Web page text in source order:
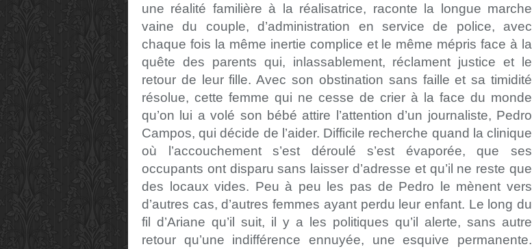
une réalité familière à la réalisatrice, raconte la longue marche
vaine du couple, d’administration en service de police, avec
chaque fois la même inertie complice et le même mépris face à la
quête des parents qui, inlassablement, réclament justice et le
retour de leur fille. Avec son obstination sans faille et sa timidité
résolue, cette femme qui ne cesse de crier à la face du monde
qu’on lui a volé son bébé attire l’attention d’un journaliste, Pedro
Campos, qui décide de l’aider. Difficile recherche quand la clinique
où l’accouchement s’est déroulé s’est évaporée, que ses
occupants ont disparu sans laisser d’adresse et qu’il ne reste que
des locaux vides. Peu à peu les pas de Pedro le mènent vers
d’autres cas, d’autres femmes ayant perdu leur enfant. Le long du
fil d’Ariane qu’il suit, il y a les politiques qu’il alerte, sans autre
retour qu’une indifférence ennuyée, une esquive permanente.